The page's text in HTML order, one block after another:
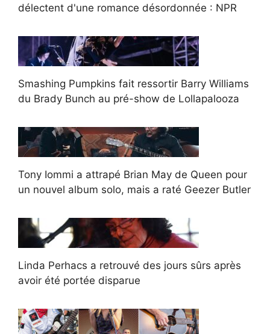
délectent d'une romance désordonnée : NPR
Smashing Pumpkins fait ressortir Barry Williams
du Brady Bunch au pré-show de Lollapalooza
Tony Iommi a attrapé Brian May de Queen pour
un nouvel album solo, mais a raté Geezer Butler
Linda Perhacs a retrouvé des jours sûrs après
avoir été portée disparue